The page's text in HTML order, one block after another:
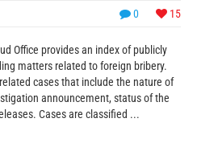
0 15
Office provides an index of publicly
matters related to foreign bribery.
cases that include the nature of
announcement, status of the
Cases are classified ...